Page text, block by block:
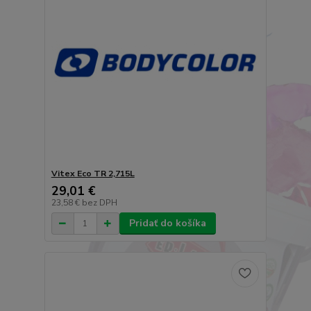
Vitex Eco TR 2,715L
29,01 €
23,58 € bez DPH
Pridať do košíka